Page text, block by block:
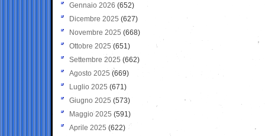
Gennaio 2026 (652)
Dicembre 2025 (627)
Novembre 2025 (668)
Ottobre 2025 (651)
Settembre 2025 (662)
Agosto 2025 (669)
Luglio 2025 (671)
Giugno 2025 (573)
Maggio 2025 (591)
Aprile 2025 (622)